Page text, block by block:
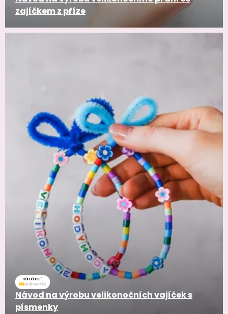
zajíčkem z příze
náročnosť
Návod na výrobu velikonočních vajíček s
písmenky